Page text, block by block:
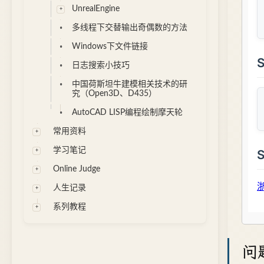
UnrealEngine
多线程下交替输出奇偶数的方法
Windows下文件链接
日志搜索小技巧
中国荷斯坦牛建模相关技术的研
究（Open3D、D435）
AutoCAD LISP编程绘制摩天轮
常用资料
学习笔记
Online Judge
人生记录
系列教程
问